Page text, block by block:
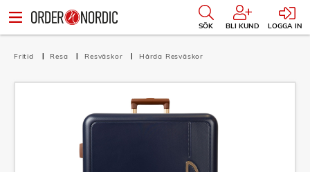
SÖK BLI KUND LOGGA IN
Fritid Resa Resväskor Hårda Resväskor